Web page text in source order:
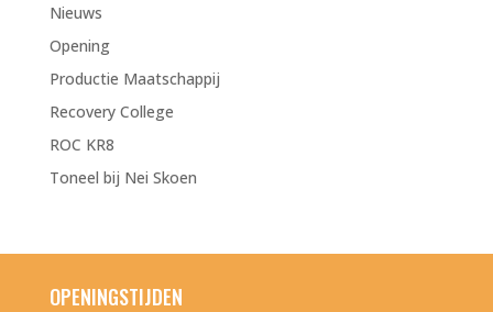
Nieuws
Opening
Productie Maatschappij
Recovery College
ROC KR8
Toneel bij Nei Skoen
OPENINGSTIJDEN